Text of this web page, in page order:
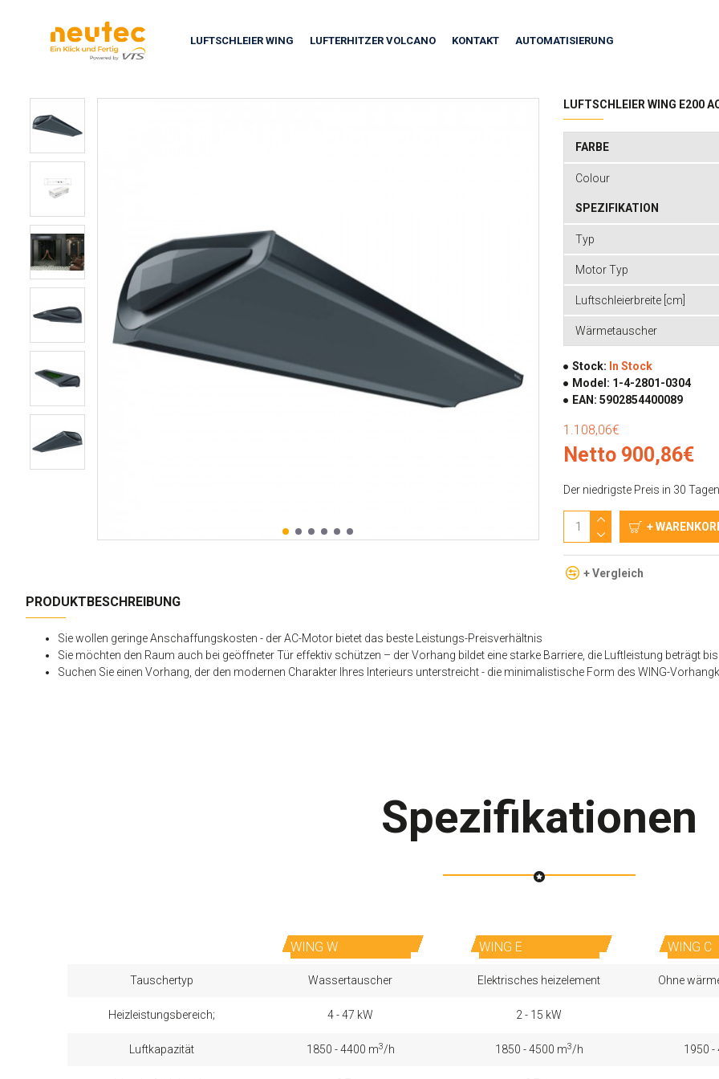
LUFTSCHLEIER WING LUFTERHITZER VOLCANO KONTAKT AUTOMATISIERUNG
LUFTSCHLEIER WING E200
FARBE
Colour
SPEZIFIKATION
Typ
Motor Typ
Luftschleierbreite [cm]
Wärmetauscher
Stock: In Stock
Model: 1-4-2801-0304
EAN: 5902854400089
1.108,06€
Netto 900,86€
Der niedrigste Preis in 30
+
+ Vergleich
PRODUKTBESCHREIBUNG
Sie wollen geringe Anschaffungskosten - der AC-Motor bietet das beste Leistungs-Preisverhältnis
Sie möchten den Raum auch bei geöffneter Tür effektiv schützen – der Vorhang bildet eine starke Barriere, die Luftleistung beträgt
Suchen Sie einen Vorhang, der den modernen Charakter Ihres Interieurs unterstreicht- die minimalistische Form des WING-
Spezifikationen
WING W WING E WING C
Tauschertyp Wassertauscher Elektrisches heizelement Ohne
Heizleistungsbereich; 4 - 47 kW 2 - 15 kW
Luftkapazität 1850 - 4400 m3/h 1850 - 4500 m3/h 1950 -